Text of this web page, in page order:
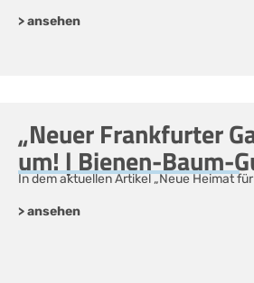
> ansehen
„Neuer Frankfurter
um! | Bienen-Baum-
In dem aktuellen Artikel „Neue Heimat
> ansehen